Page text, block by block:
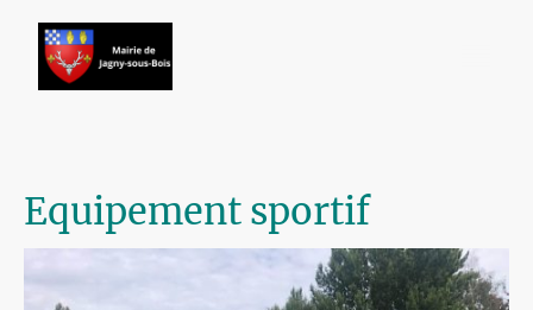
Equipement sportif